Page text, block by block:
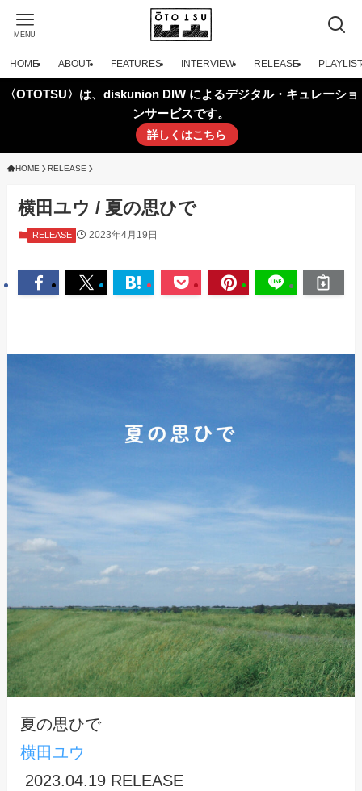
MENU
HOME ABOUT FEATURES INTERVIEW RELEASE PLAYLIST
〈OTOTSU〉は、diskunion DIW によるデジタル・キュレーショ
ンサービスです。
詳しくはこちら
HOME RELEASE
横田ユウ / 夏の思ひで
RELEASE 2023年4月19日
夏の思ひで
横田ユウ
2023.04.19 RELEASE